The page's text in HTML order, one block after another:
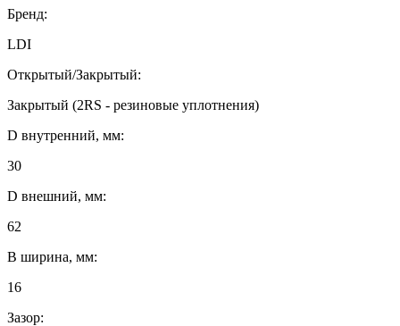
Бренд:
LDI
Открытый/Закрытый:
Закрытый (2RS - резиновые уплотнения)
D внутренний, мм:
30
D внешний, мм:
62
B ширина, мм:
16
Зазор: